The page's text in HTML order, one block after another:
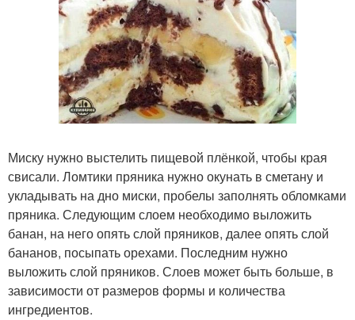
Миску нужно выстелить пищевой плёнкой, чтобы края
свисали. Ломтики пряника нужно окунать в сметану и
укладывать на дно миски, пробелы заполнять обломками
пряника. Следующим слоем необходимо выложить
банан, на него опять слой пряников, далее опять слой
бананов, посыпать орехами. Последним нужно
выложить слой пряников. Слоев может быть больше, в
зависимости от размеров формы и количества
ингредиентов.